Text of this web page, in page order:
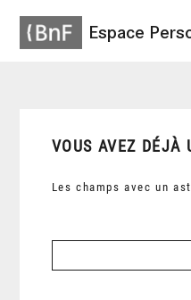
Espace
VOUS AVEZ DÉJÀ
Les champs avec un